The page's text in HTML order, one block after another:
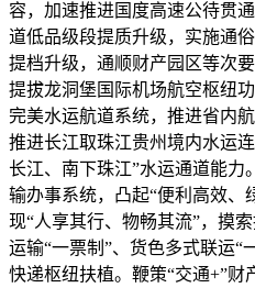
容，加速推进国度高速公待贯
道低品级段提质升级，实施通
提档升级，通顺财产园区等次
提拔龙洞堡国际机场航空枢纽
完美水运航道系统，推进省内
推进长江取珠江贵州境内水运
长江、南下珠江”水运通道能力
输办事系统，凸起“便利高效、
现“人享其行、物畅其流”，摸
运输“一票制”、货色多式联运“
快递枢纽扶植。鞭策“交通+”